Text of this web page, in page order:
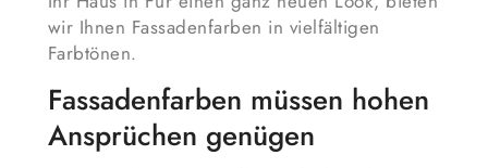
wir Ihnen Fassadenfarben in vielfältigen
Farbtönen.
Fassadenfarben müssen hohen
Ansprüchen genügen